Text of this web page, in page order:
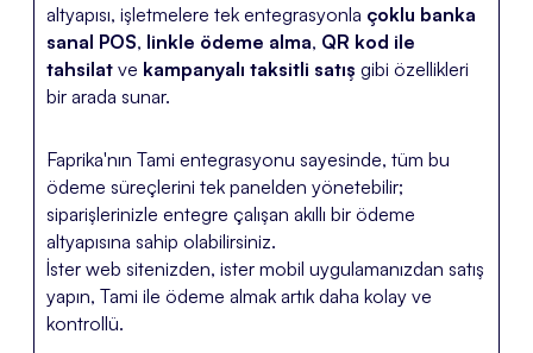
altyapısı, işletmelere tek entegrasyonla çoklu banka
sanal POS, linkle ödeme alma, QR kod ile
tahsilat ve kampanyalı taksitli satış gibi özellikleri
bir arada sunar.
Faprika'nın Tami entegrasyonu sayesinde, tüm bu
ödeme süreçlerini tek panelden yönetebilir;
siparişlerinizle entegre çalışan akıllı bir ödeme
altyapısına sahip olabilirsiniz.
İster web sitenizden, ister mobil uygulamanızdan satış
yapın, Tami ile ödeme almak artık daha kolay ve
kontrollü.